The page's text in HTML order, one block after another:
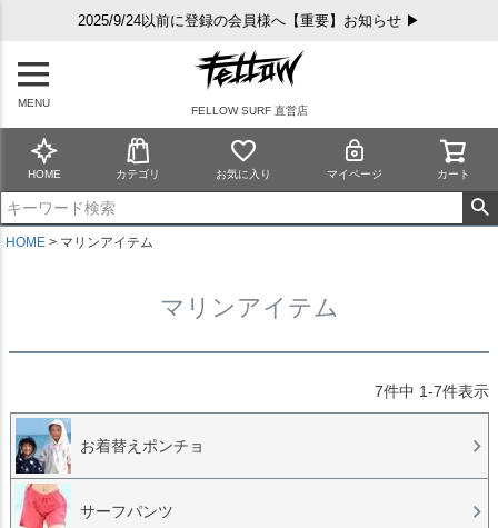
2025/9/24以前に登録の会員様へ【重要】お知らせ ▶
MENU
FELLOW SURF 直営店
HOME カテゴリ お気に入り マイページ カート
HOME マリンアイテム
マリンアイテム
7件中 1-7件表示
お着替えポンチョ
サーフパンツ